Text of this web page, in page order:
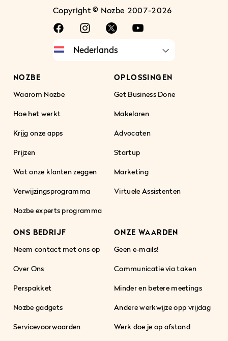
Copyright © Nozbe 2007-2026
NOZBE
Waarom Nozbe
Hoe het werkt
Krijg onze apps
Prijzen
Wat onze klanten zeggen
Verwijzingsprogramma
Nozbe experts programma
OPLOSSINGEN
Get Business Done
Makelaren
Advocaten
Startup
Marketing
Virtuele Assistenten
ONS BEDRIJF
Neem contact met ons op
Over Ons
Perspakket
Nozbe gadgets
Servicevoorwaarden
ONZE WAARDEN
Geen e-mails!
Communicatie via taken
Minder en betere meetings
Andere werkwijze opp vrijdag
Werk doe je op afstand